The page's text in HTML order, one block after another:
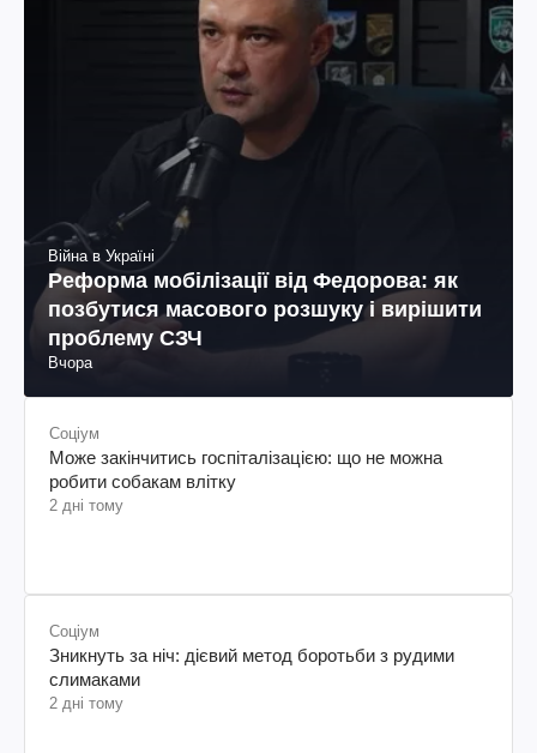
Війна в Україні
Реформа мобілізації від Федорова: як
позбутися масового розшуку і вирішити
проблему СЗЧ
Вчора
Соціум
Може закінчитись госпіталізацією: що не можна
робити собакам влітку
2 дні тому
Соціум
Зникнуть за ніч: дієвий метод боротьби з рудими
слимаками
2 дні тому